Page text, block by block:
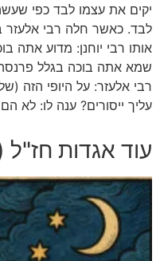
יקים את עצמו לבד כפי
לבד. כאשר חלה רבי אלעזר
אותו רבי יוחנן: מדוע אתה
שמא אתה בוכה בגלל
רבי אלעזר: על היופי הזה
עליך ייסורים? ענה לו: לא
עוד אגדות חז"ל